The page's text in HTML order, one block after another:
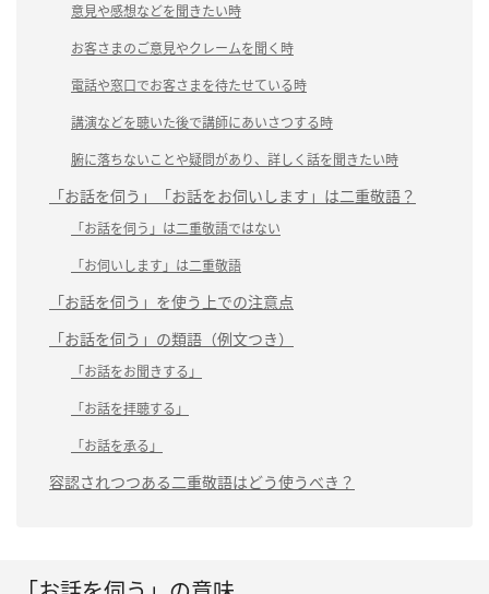
意見や感想などを聞きたい時
お客さまのご意見やクレームを聞く時
電話や窓口でお客さまを待たせている時
講演などを聴いた後で講師にあいさつする時
腑に落ちないことや疑問があり、詳しく話を聞きたい時
「お話を伺う」「お話をお伺いします」は二重敬語？
「お話を伺う」は二重敬語ではない
「お伺いします」は二重敬語
「お話を伺う」を使う上での注意点
「お話を伺う」の類語（例文つき）
「お話をお聞きする」
「お話を拝聴する」
「お話を承る」
容認されつつある二重敬語はどう使うべき？